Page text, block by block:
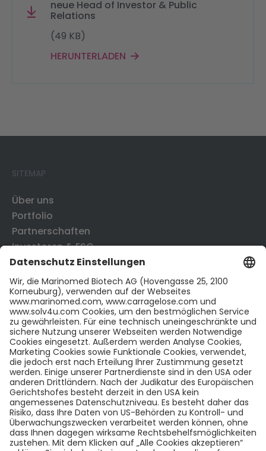
neue Head of Investor & Public
Relations
(49 KB)
HERUNTERLADEN
SITEMAP
Über uns
Portfolio
Partnerschaften
Investoren & ESG
News & Publikationen
CONTACT US
Kontakt
Karriere
LinkedIn
Twitter
LEGAL INFO
Impressum
Datenschutzerklärung